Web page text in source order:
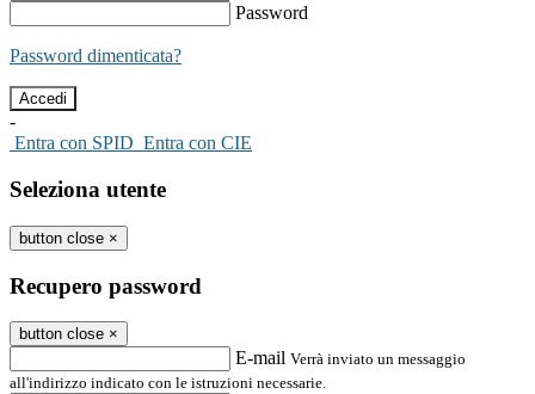
Password
Password dimenticata?
-
Entra con SPID Entra con CIE
Seleziona utente
button close ×
Recupero password
button close ×
E-mail Verrà inviato un messaggio
all'indirizzo indicato con le istruzioni necessarie.